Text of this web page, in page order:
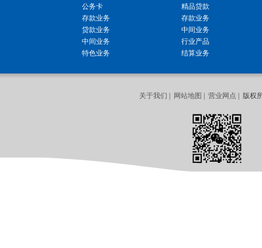
公务卡
存款业务
贷款业务
中间业务
特色业务
精品贷款
存款业务
中间业务
行业产品
结算业务
关于我们 网站地图 营业网点 | 版权